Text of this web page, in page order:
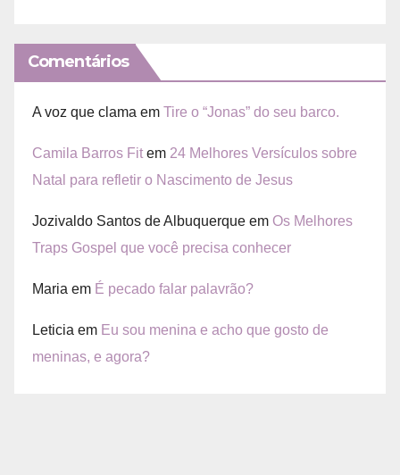
Comentários
A voz que clama em Tire o “Jonas” do seu barco.
Camila Barros Fit em 24 Melhores Versículos sobre
Natal para refletir o Nascimento de Jesus
Jozivaldo Santos de Albuquerque em Os Melhores
Traps Gospel que você precisa conhecer
Maria em É pecado falar palavrão?
Leticia em Eu sou menina e acho que gosto de
meninas, e agora?